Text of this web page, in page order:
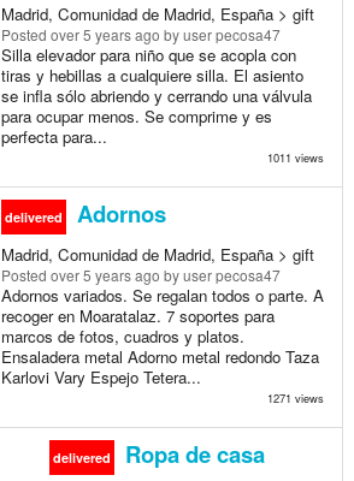
Madrid, Comunidad de Madrid, España > gift
Posted over 5 years ago by user pecosa47
Silla elevador para niño que se acopla con
tiras y hebillas a cualquiere silla. El asiento
se infla sólo abriendo y cerrando una válvula
para ocupar menos. Se comprime y es
perfecta para...
1011 views
delivered Adornos
Madrid, Comunidad de Madrid, España > gift
Posted over 5 years ago by user pecosa47
Adornos variados. Se regalan todos o parte. A
recoger en Moaratalaz. 7 soportes para
marcos de fotos, cuadros y platos.
Ensaladera metal Adorno metal redondo Taza
Karlovi Vary Espejo Tetera...
1271 views
delivered Ropa de casa